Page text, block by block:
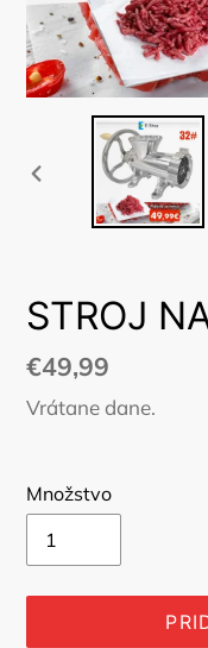
SNÍMKA
STROJ
Normálna
cena
€49,99
Vrátane dane.
Množstvo